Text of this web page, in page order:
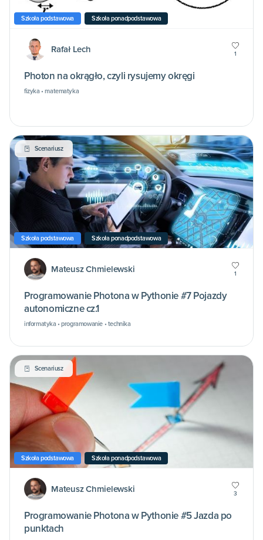
Szkoła podstawowa Szkoła ponadpodstawowa
Rafał Lech 1
Photon na okrągło, czyli rysujemy okręgi
fizyka • matematyka
Scenariusz
Szkoła podstawowa Szkoła ponadpodstawowa
Mateusz Chmielewski 1
Programowanie Photona w Pythonie #7 Pojazdy
autonomiczne cz.1
informatyka • programowanie • technika
Scenariusz
Szkoła podstawowa Szkoła ponadpodstawowa
Mateusz Chmielewski 3
Programowanie Photona w Pythonie #5 Jazda po
punktach